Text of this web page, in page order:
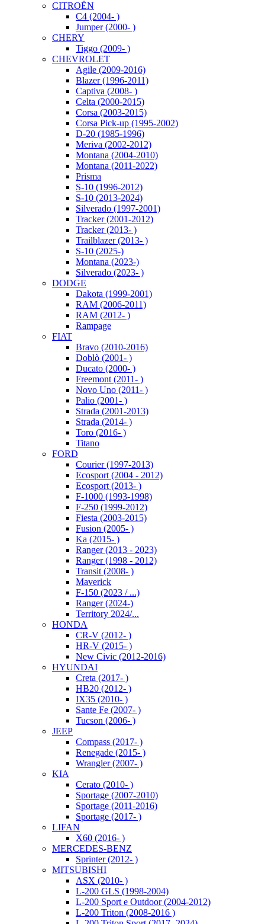
CITROËN
C4 (2004- )
Jumper (2000- )
CHERY
Tiggo (2009- )
CHEVROLET
Agile (2009-2016)
Blazer (1996-2011)
Captiva (2008- )
Celta (2000-2015)
Corsa (2003-2015)
Corsa Pick-up (1995-2002)
D-20 (1985-1996)
Meriva (2002-2012)
Montana (2004-2010)
Montana (2011-2022)
Prisma
S-10 (1996-2012)
S-10 (2013-2024)
Silverado (1997-2001)
Tracker (2001-2012)
Tracker (2013- )
Trailblazer (2013- )
S-10 (2025-)
Montana (2023-)
Silverado (2023- )
DODGE
Dakota (1999-2001)
RAM (2006-2011)
RAM (2012- )
Rampage
FIAT
Bravo (2010-2016)
Doblò (2001- )
Ducato (2000- )
Freemont (2011- )
Novo Uno (2011- )
Palio (2001- )
Strada (2001-2013)
Strada (2014- )
Toro (2016- )
Titano
FORD
Courier (1997-2013)
Ecosport (2004 - 2012)
Ecosport (2013- )
F-1000 (1993-1998)
F-250 (1999-2012)
Fiesta (2003-2015)
Fusion (2005- )
Ka (2015- )
Ranger (2013 - 2023)
Ranger (1998 - 2012)
Transit (2008- )
Maverick
F-150 (2023 / ...)
Ranger (2024-)
Territory 2024/...
HONDA
CR-V (2012- )
HR-V (2015- )
New Civic (2012-2016)
HYUNDAI
Creta (2017- )
HB20 (2012- )
IX35 (2010- )
Sante Fe (2007- )
Tucson (2006- )
JEEP
Compass (2017- )
Renegade (2015- )
Wrangler (2007- )
KIA
Cerato (2010- )
Sportage (2007-2010)
Sportage (2011-2016)
Sportage (2017- )
LIFAN
X60 (2016- )
MERCEDES-BENZ
Sprinter (2012- )
MITSUBISHI
ASX (2010- )
L-200 GLS (1998-2004)
L-200 Sport e Outdoor (2004-2012)
L-200 Triton (2008-2016 )